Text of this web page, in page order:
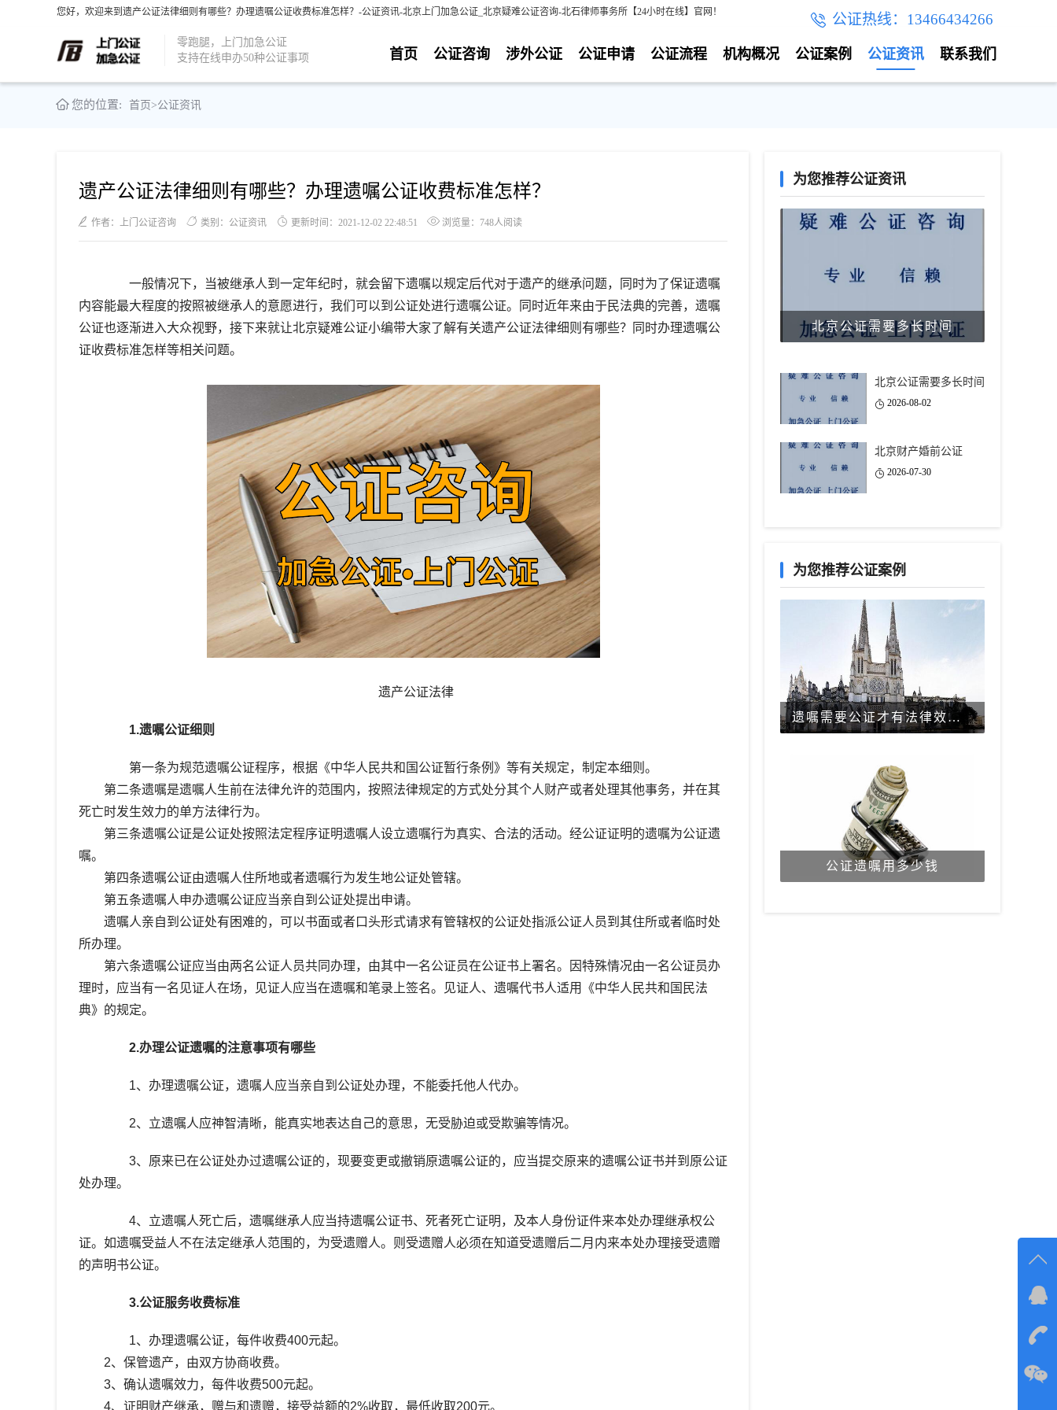
您好，欢迎来到遗产公证法律细则有哪些？办理遗嘱公证收费标准怎样？-公证资讯-北京上门加急公证_北京疑难公证咨询-北石律师事务所【24小时在线】官网！ 公证热线：13466434266
零跑腿，上门加急公证
支持在线申办50种公证事项
联系我们
公证资讯
公证案例
机构概况
公证流程
公证申请
涉外公证
公证咨询
首页
您的位置: 首页>公证资讯
遗产公证法律细则有哪些？办理遗嘱公证收费标准怎样？
作者：上门公证咨询 类别：公证资讯 更新时间：2021-12-02 22:48:51 浏览量：748人阅读
一般情况下，当被继承人到一定年纪时，就会留下遗嘱以规定后代对于遗产的继承问题，同时为了保证遗嘱
内容能最大程度的按照被继承人的意愿进行，我们可以到公证处进行遗嘱公证。同时近年来由于民法典的完善，遗嘱
公证也逐渐进入大众视野，接下来就让北京疑难公证小编带大家了解有关遗产公证法律细则有哪些？同时办理遗嘱公
证收费标准怎样等相关问题。
遗产公证法律
1.遗嘱公证细则
第一条为规范遗嘱公证程序，根据《中华人民共和国公证暂行条例》等有关规定，制定本细则。
第二条遗嘱是遗嘱人生前在法律允许的范围内，按照法律规定的方式处分其个人财产或者处理其他事务，并在其
死亡时发生效力的单方法律行为。
第三条遗嘱公证是公证处按照法定程序证明遗嘱人设立遗嘱行为真实、合法的活动。经公证证明的遗嘱为公证遗
嘱。
第四条遗嘱公证由遗嘱人住所地或者遗嘱行为发生地公证处管辖。
第五条遗嘱人申办遗嘱公证应当亲自到公证处提出申请。
遗嘱人亲自到公证处有困难的，可以书面或者口头形式请求有管辖权的公证处指派公证人员到其住所或者临时处
所办理。
第六条遗嘱公证应当由两名公证人员共同办理，由其中一名公证员在公证书上署名。因特殊情况由一名公证员办
理时，应当有一名见证人在场，见证人应当在遗嘱和笔录上签名。见证人、遗嘱代书人适用《中华人民共和国民法
典》的规定。
2.办理公证遗嘱的注意事项有哪些
1、办理遗嘱公证，遗嘱人应当亲自到公证处办理，不能委托他人代办。
2、立遗嘱人应神智清晰，能真实地表达自己的意思，无受胁迫或受欺骗等情况。
3、原来已在公证处办过遗嘱公证的，现要变更或撤销原遗嘱公证的，应当提交原来的遗嘱公证书并到原公证
处办理。
4、立遗嘱人死亡后，遗嘱继承人应当持遗嘱公证书、死者死亡证明，及本人身份证件来本处办理继承权公
证。如遗嘱受益人不在法定继承人范围的，为受遗赠人。则受遗赠人必须在知道受遗赠后二月内来本处办理接受遗赠
的声明书公证。
3.公证服务收费标准
1、办理遗嘱公证，每件收费400元起。
2、保管遗产，由双方协商收费。
3、确认遗嘱效力，每件收费500元起。
4、证明财产继承，赠与和遗赠，接受益额的2%收取，最低收取200元。
为您推荐公证资讯
北京公证需要多长时间
北京公证需要多长时间
2026-08-02
北京财产婚前公证
2026-07-30
为您推荐公证案例
遗嘱需要公证才有法律效力吗？
公证遗嘱用多少钱
在线
咨询